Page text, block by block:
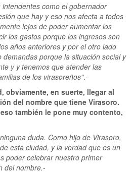
como el gobernador
que hay y eso nos afecta a todos
lejos de poder aumentar los
los gastos porque los ingresos son
años anteriores y por el otro lado
porque la situación social y
y y tenemos que atender las
de los virasoreños".-
obviamente, en suerte, llegar al
del nombre que tiene Virasoro.
también le pone muy contento,
duda. Como hijo de Virasoro,
esta ciudad, y la verdad que es un
poder celebrar nuestro primer
del nombre.-